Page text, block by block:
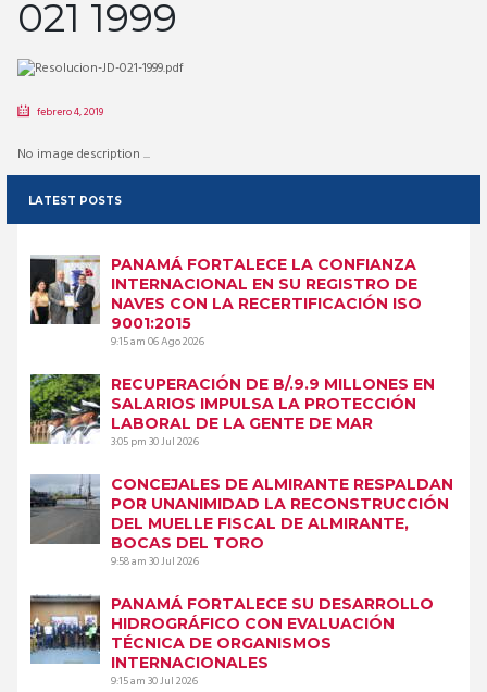
021 1999
febrero 4, 2019
No image description ...
LATEST POSTS
PANAMÁ FORTALECE LA CONFIANZA
INTERNACIONAL EN SU REGISTRO DE
NAVES CON LA RECERTIFICACIÓN ISO
9001:2015
9:15 am06 Ago 2026
RECUPERACIÓN DE B/.9.9 MILLONES EN
SALARIOS IMPULSA LA PROTECCIÓN
LABORAL DE LA GENTE DE MAR
3:05 pm30 Jul 2026
CONCEJALES DE ALMIRANTE RESPALDAN
POR UNANIMIDAD LA RECONSTRUCCIÓN
DEL MUELLE FISCAL DE ALMIRANTE,
BOCAS DEL TORO
9:58 am30 Jul 2026
PANAMÁ FORTALECE SU DESARROLLO
HIDROGRÁFICO CON EVALUACIÓN
TÉCNICA DE ORGANISMOS
INTERNACIONALES
9:15 am30 Jul 2026